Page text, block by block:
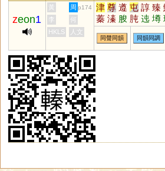
zeon1
黃 周 p174 津 尊 遵 屯 諄 臻
蓁 溱 朘 肫 迍 墫
僎 樼 鐏 獉 潧 鷷
樽 嶟 宒 珒 繜 訰
李
何
HKLS
人文
同聲同韻 同韻同調